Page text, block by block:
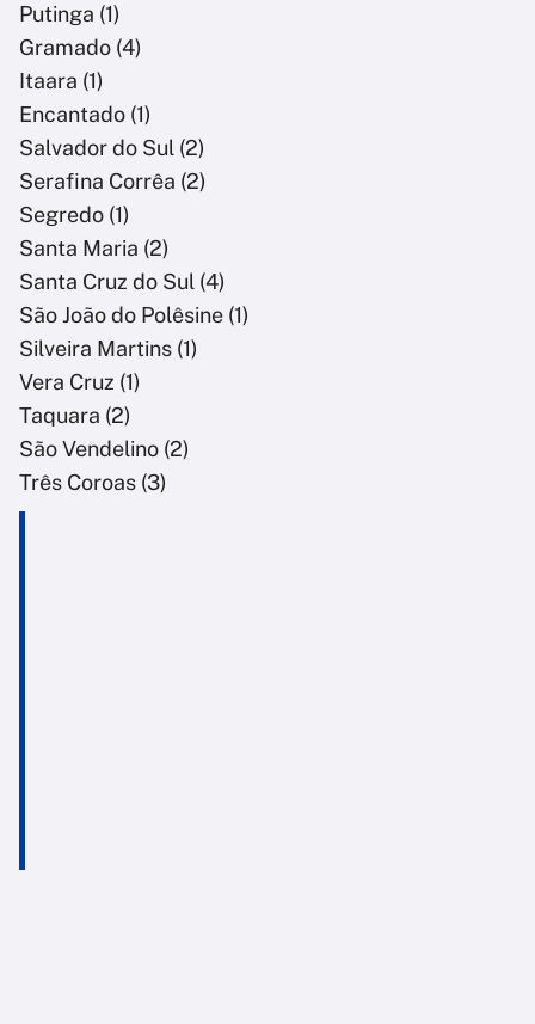
Putinga (1)
Gramado (4)
Itaara (1)
Encantado (1)
Salvador do Sul (2)
Serafina Corrêa (2)
Segredo (1)
Santa Maria (2)
Santa Cruz do Sul (4)
São João do Polêsine (1)
Silveira Martins (1)
Vera Cruz (1)
Taquara (2)
São Vendelino (2)
Três Coroas (3)